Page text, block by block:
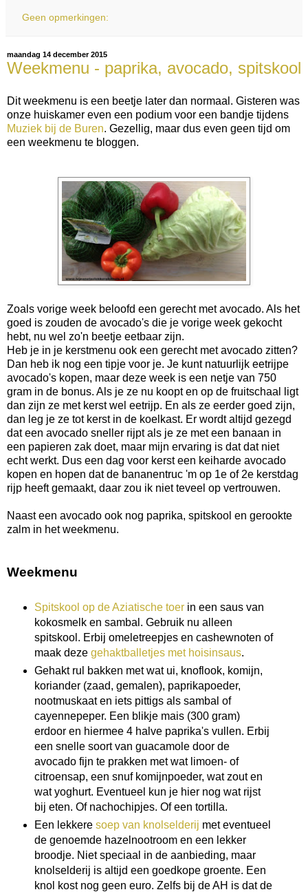
Geen opmerkingen:
maandag 14 december 2015
Weekmenu - paprika, avocado, spitskool
Dit weekmenu is een beetje later dan normaal. Gisteren was
onze huiskamer even een podium voor een bandje tijdens
Muziek bij de Buren. Gezellig, maar dus even geen tijd om
een weekmenu te bloggen.
Zoals vorige week beloofd een gerecht met avocado. Als het
goed is zouden de avocado's die je vorige week gekocht
hebt, nu wel zo'n beetje eetbaar zijn.
Heb je in je kerstmenu ook een gerecht met avocado zitten?
Dan heb ik nog een tipje voor je. Je kunt natuurlijk eetrijpe
avocado's kopen, maar deze week is een netje van 750
gram in de bonus. Als je ze nu koopt en op de fruitschaal ligt
dan zijn ze met kerst wel eetrijp. En als ze eerder goed zijn,
dan leg je ze tot kerst in de koelkast. Er wordt altijd gezegd
dat een avocado sneller rijpt als je ze met een banaan in
een papieren zak doet, maar mijn ervaring is dat dat niet
echt werkt. Dus een dag voor kerst een keiharde avocado
kopen en hopen dat de bananentruc 'm op 1e of 2e kerstdag
rijp heeft gemaakt, daar zou ik niet teveel op vertrouwen.
Naast een avocado ook nog paprika, spitskool en gerookte
zalm in het weekmenu.
Weekmenu
Spitskool op de Aziatische toerin een saus van
kokosmelk en sambal. Gebruik nu alleen
spitskool. Erbij omeletreepjes en cashewnoten of
maak deze gehaktballetjes met hoisinsaus.
Gehakt rul bakken met wat ui, knoflook, komijn,
koriander (zaad, gemalen), paprikapoeder,
nootmuskaat en iets pittigs als sambal of
cayennepeper. Een blikje mais (300 gram)
erdoor en hiermee 4 halve paprika's vullen. Erbij
een snelle soort van guacamole door de
avocado fijn te prakken met wat limoen- of
citroensap, een snuf komijnpoeder, wat zout en
wat yoghurt. Eventueel kun je hier nog wat rijst
bij eten. Of nachochipjes. Of een tortilla.
Een lekkere soep van knolselderij met eventueel
de genoemde hazelnootroom en een lekker
broodje. Niet speciaal in de aanbieding, maar
knolselderij is altijd een goedkope groente. Een
knol kost nog geen euro. Zelfs bij de AH is dat de